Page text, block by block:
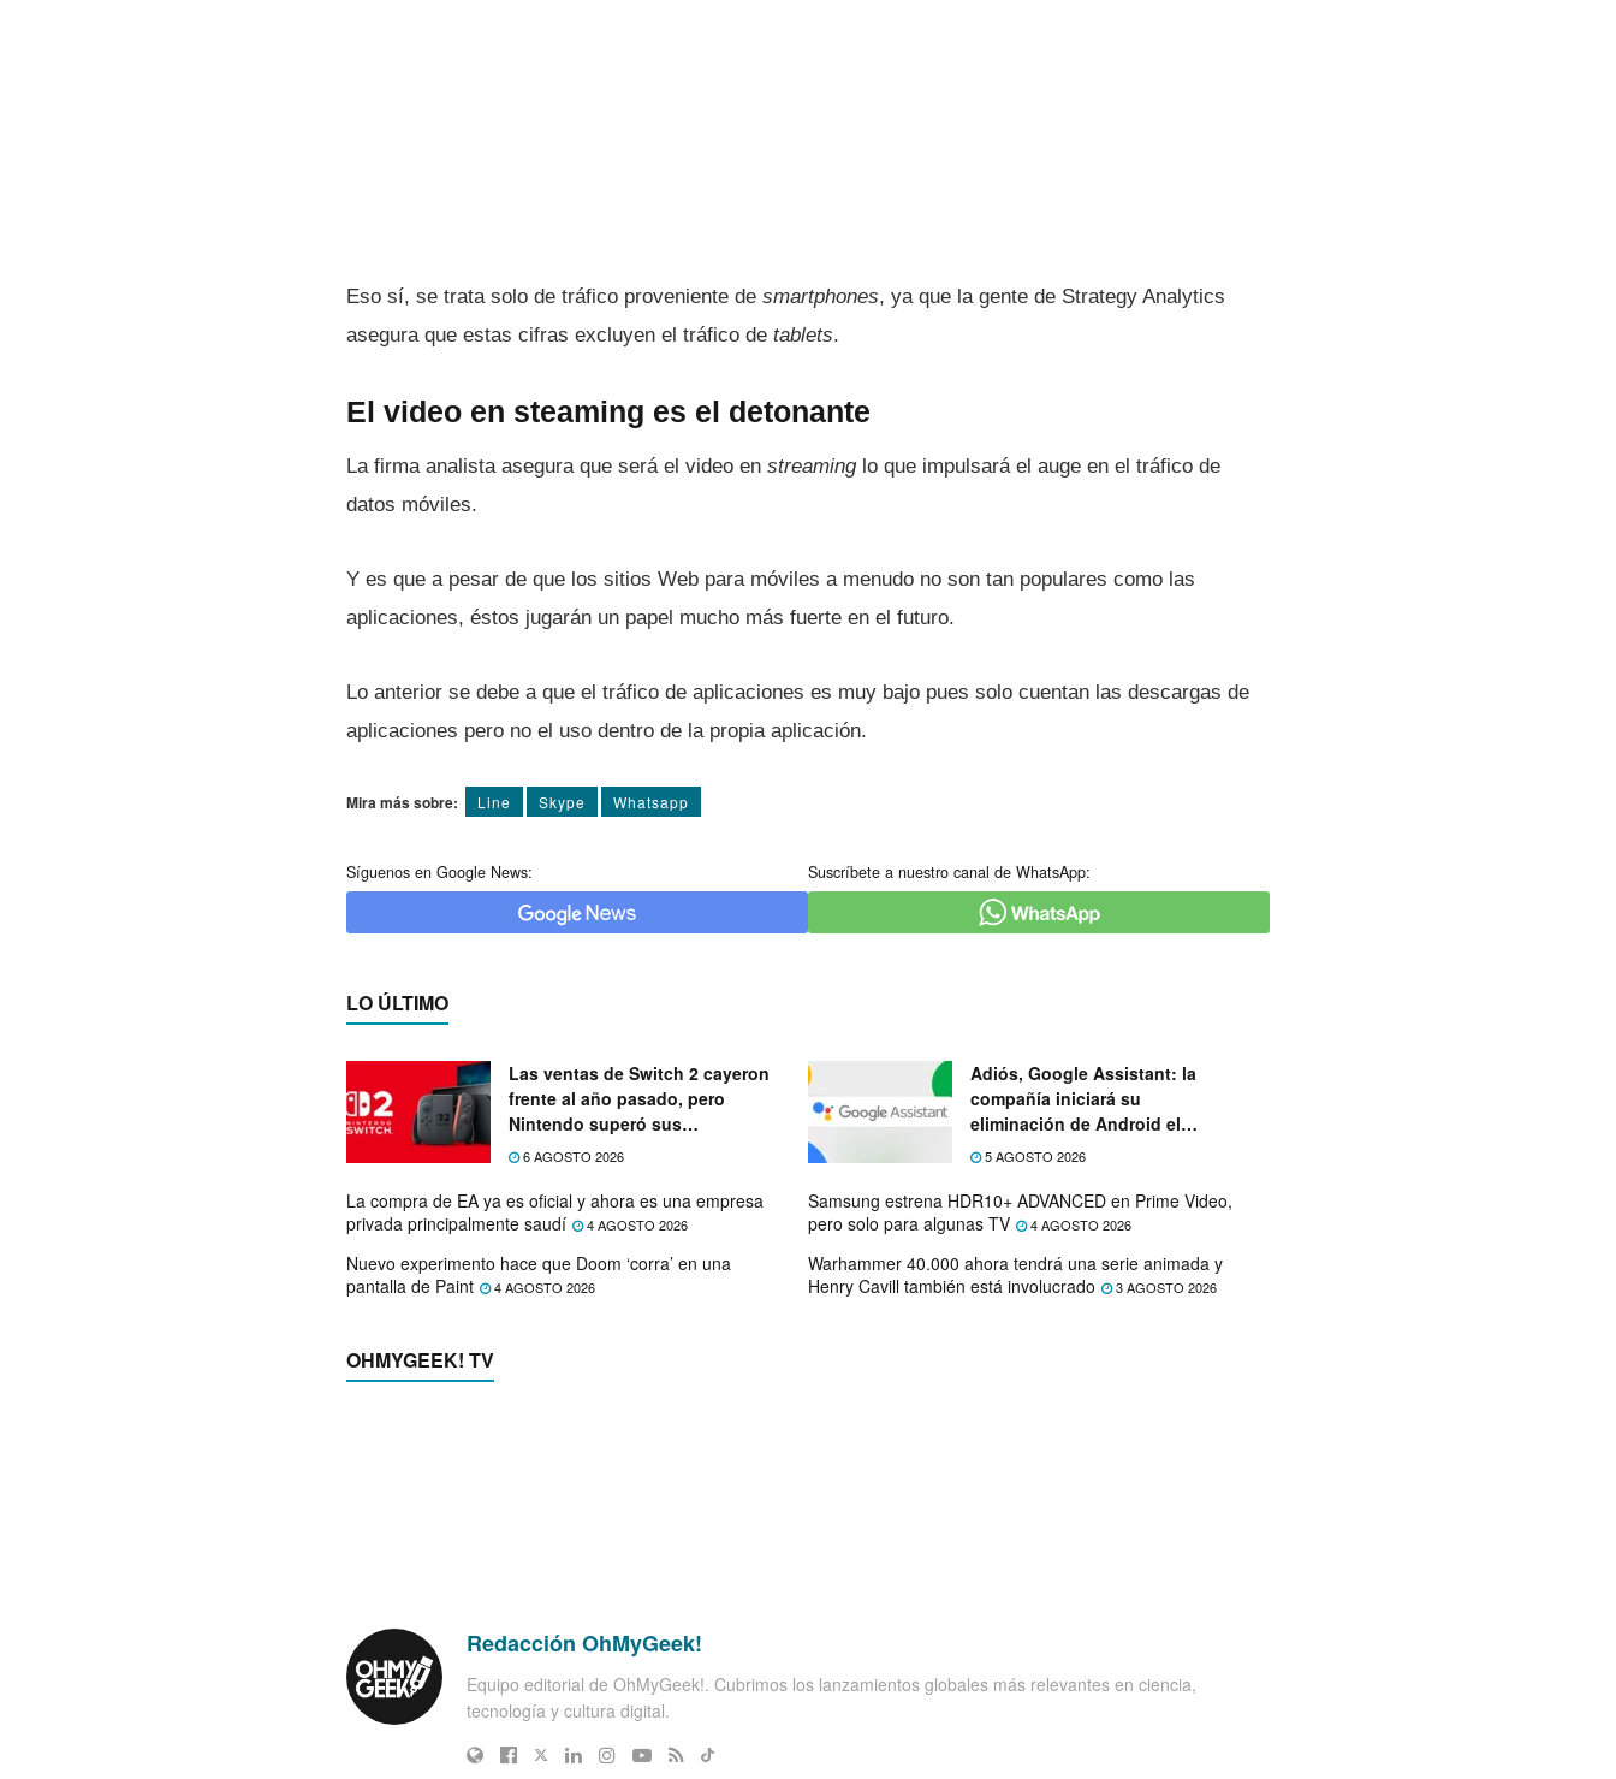
Eso sí­, se trata solo de tráfico proveniente de smartphones, ya que la gente de Strategy Analytics
asegura que estas cifras excluyen el tráfico de tablets.
El video en steaming es el detonante
La firma analista asegura que será el video en streaminglo que impulsará el auge en el tráfico de
datos móviles.
Y es que a pesar de que los sitios Web para móviles a menudo no son tan populares como las
aplicaciones, éstos jugarán un papel mucho más fuerte en el futuro.
Lo anterior se debe a que el tráfico de aplicaciones es muy bajo pues solo cuentan las descargas de
aplicaciones pero no el uso dentro de la propia aplicación.
Mira más sobre: Line Skype Whatsapp
Síguenos en Google News: Suscríbete a nuestro canal de WhatsApp:
LO ÚLTIMO
Las ventas de Switch 2 cayeron
frente al año pasado, pero
Nintendo superó sus
expectativas
6 AGOSTO 2026
Adiós, Google Assistant: la
compañía iniciará su
eliminación de Android el
próximo mes
5 AGOSTO 2026
La compra de EA ya es oficial y ahora es una empresa
privada principalmente saudí
4 AGOSTO 2026
Samsung estrena HDR10+ ADVANCED en Prime Video,
pero solo para algunas TV
4 AGOSTO 2026
Nuevo experimento hace que Doom ‘corra’ en una
pantalla de Paint
4 AGOSTO 2026
Warhammer 40.000 ahora tendrá una serie animada y
Henry Cavill también está involucrado
3 AGOSTO 2026
OHMYGEEK! TV
Redacción OhMyGeek!
Equipo editorial de OhMyGeek!. Cubrimos los lanzamientos globales más relevantes en ciencia,
tecnología y cultura digital.